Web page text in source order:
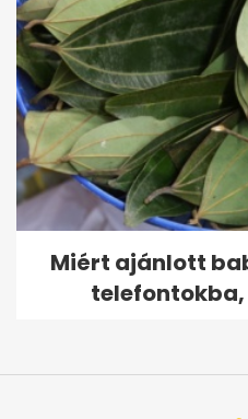
Miért ajánlott
telefontokba,